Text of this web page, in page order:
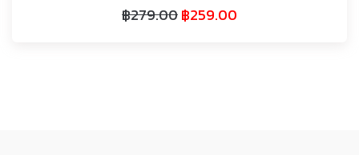
฿279.00฿259.00